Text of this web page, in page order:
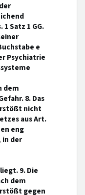
1 Satz 1 GG.
e
Psychiatrie
dem
8. Das
nicht
aus Art.
eng
der
9. Die
dem
gegen